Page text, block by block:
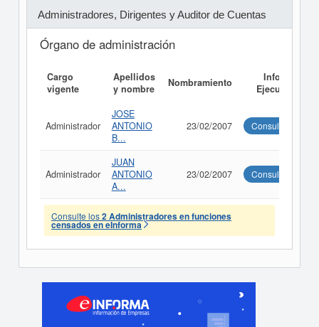
Administradores, Dirigentes y Auditor de Cuentas
Órgano de administración
Cargo
vigente
Apellidos
y nombre
Nombramiento
Informe
Ejecutivo
Administrador
JOSE
ANTONIO
B...
23/02/2007 Consultar
Administrador
JUAN
ANTONIO
A...
23/02/2007 Consultar
Consulte los2 Administradores en funciones
censados en eInforma